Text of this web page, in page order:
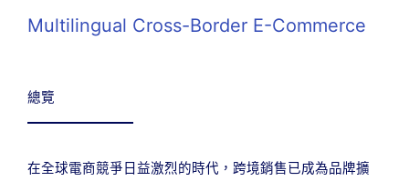
Multilingual Cross-Border E-Commerce
總覽
在全球電商競爭日益激烈的時代，跨境銷售已成為品牌擴